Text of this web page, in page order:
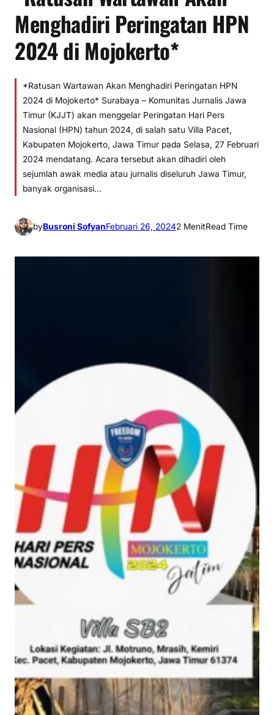
Menghadiri Peringatan HPN
2024 di Mojokerto*
*Ratusan Wartawan Akan Menghadiri Peringatan HPN
2024 di Mojokerto* Surabaya – Komunitas Jurnalis Jawa
Timur (KJJT) akan menggelar Peringatan Hari Pers
Nasional (HPN) tahun 2024, di salah satu Villa Pacet,
Kabupaten Mojokerto, Jawa Timur pada Selasa, 27 Februari
2024 mendatang. Acara tersebut akan dihadiri oleh
sejumlah awak media atau jurnalis diseluruh Jawa Timur,
banyak organisasi…
byBusroni SofyanFebruari 26, 20242 MenitRead Time